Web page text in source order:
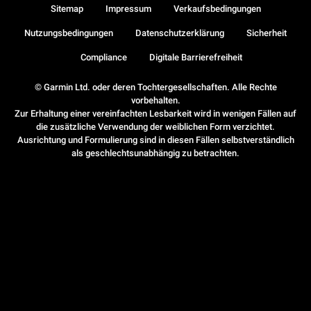
© Garmin Ltd. oder deren Tochtergesellschaften. Alle Rechte
vorbehalten.
Zur Erhaltung einer vereinfachten Lesbarkeit wird in wenigen Fällen auf
die zusätzliche Verwendung der weiblichen Form verzichtet.
Ausrichtung und Formulierung sind in diesen Fällen selbstverständlich
als geschlechtsunabhängig zu betrachten.
Sitemap Impressum Verkaufsbedingungen
Nutzungsbedingungen Datenschutzerklärung Sicherheit
Compliance Digitale Barrierefreiheit